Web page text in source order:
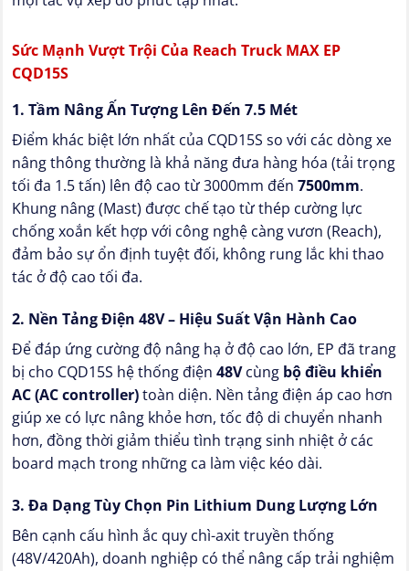
Sức Mạnh Vượt Trội Của Reach Truck MAX EP
CQD15S
1. Tầm Nâng Ấn Tượng Lên Đến 7.5 Mét
Điểm khác biệt lớn nhất của CQD15S so với các dòng xe
nâng thông thường là khả năng đưa hàng hóa (tải trọng
tối đa 1.5 tấn) lên độ cao từ 3000mm đến 7500mm.
Khung nâng (Mast) được chế tạo từ thép cường lực
chống xoắn kết hợp với công nghệ càng vươn (Reach),
đảm bảo sự ổn định tuyệt đối, không rung lắc khi thao
tác ở độ cao tối đa.
2. Nền Tảng Điện 48V – Hiệu Suất Vận Hành Cao
Để đáp ứng cường độ nâng hạ ở độ cao lớn, EP đã trang
bị cho CQD15S hệ thống điện 48Vcùng bộ điều khiển
AC (AC controller)toàn diện. Nền tảng điện áp cao hơn
giúp xe có lực nâng khỏe hơn, tốc độ di chuyển nhanh
hơn, đồng thời giảm thiểu tình trạng sinh nhiệt ở các
board mạch trong những ca làm việc kéo dài.
3. Đa Dạng Tùy Chọn Pin Lithium Dung Lượng Lớn
Bên cạnh cấu hình ắc quy chì-axit truyền thống
(48V/420Ah), doanh nghiệp có thể nâng cấp trải nghiệm